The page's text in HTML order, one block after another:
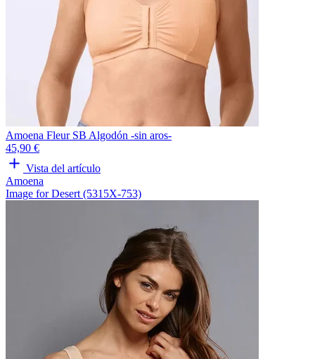
Amoena Fleur SB Algodón -sin aros-
45,90 €
Vista del artículo
Amoena
Image for Desert (5315X-753)